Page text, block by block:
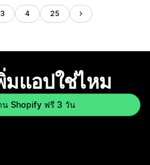
3 4 25
มแอปใช่ไหม
น Shopify ฟรี 3 วัน